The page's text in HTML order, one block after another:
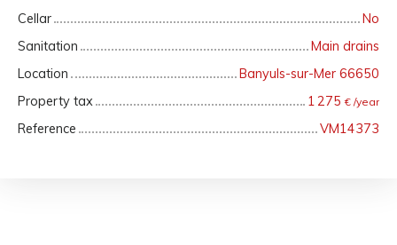
Cellar
No
Sanitation
Main drains
Location
Banyuls-sur-Mer 66650
Property tax
1 275€ /year
Reference VM14373